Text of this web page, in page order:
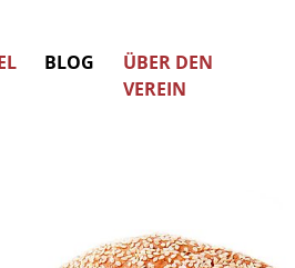
BLOG
ÜBER DEN
VEREIN